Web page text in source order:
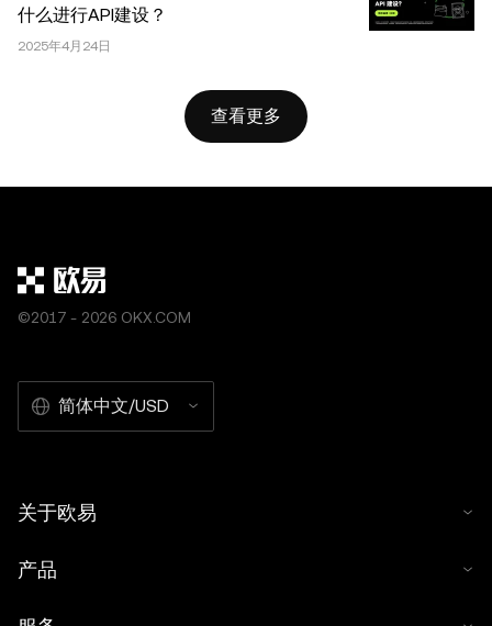
什么进行API建设？
2025年4月24日
查看更多
©2017 - 2026 OKX.COM
简体中文/USD
关于欧易
产品